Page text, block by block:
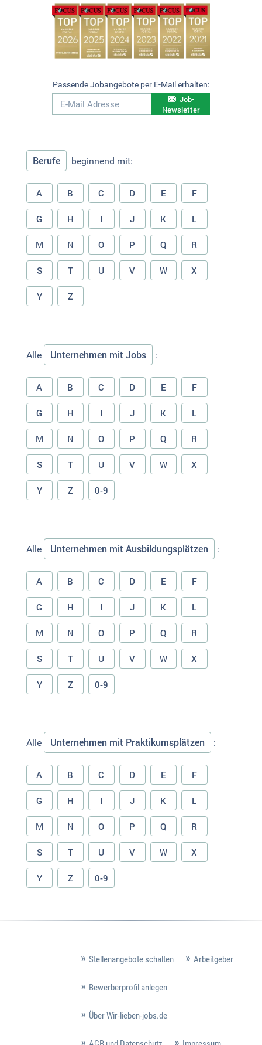
Passende Jobangebote per E-Mail erhalten:
Job-
Newsletter
Berufe beginnend mit:
A B C D E F
G H I J K L
M N O P Q R
S T U V W X
Y Z
Alle Unternehmen mit Jobs :
A B C D E F
G H I J K L
M N O P Q R
S T U V W X
Y Z 0-9
Alle Unternehmen mit Ausbildungsplätzen :
A B C D E F
G H I J K L
M N O P Q R
S T U V W X
Y Z 0-9
Alle Unternehmen mit Praktikumsplätzen :
A B C D E F
G H I J K L
M N O P Q R
S T U V W X
Y Z 0-9
Stellenangebote schalten Arbeitgeber
Bewerberprofil anlegen
Über Wir-lieben-jobs.de